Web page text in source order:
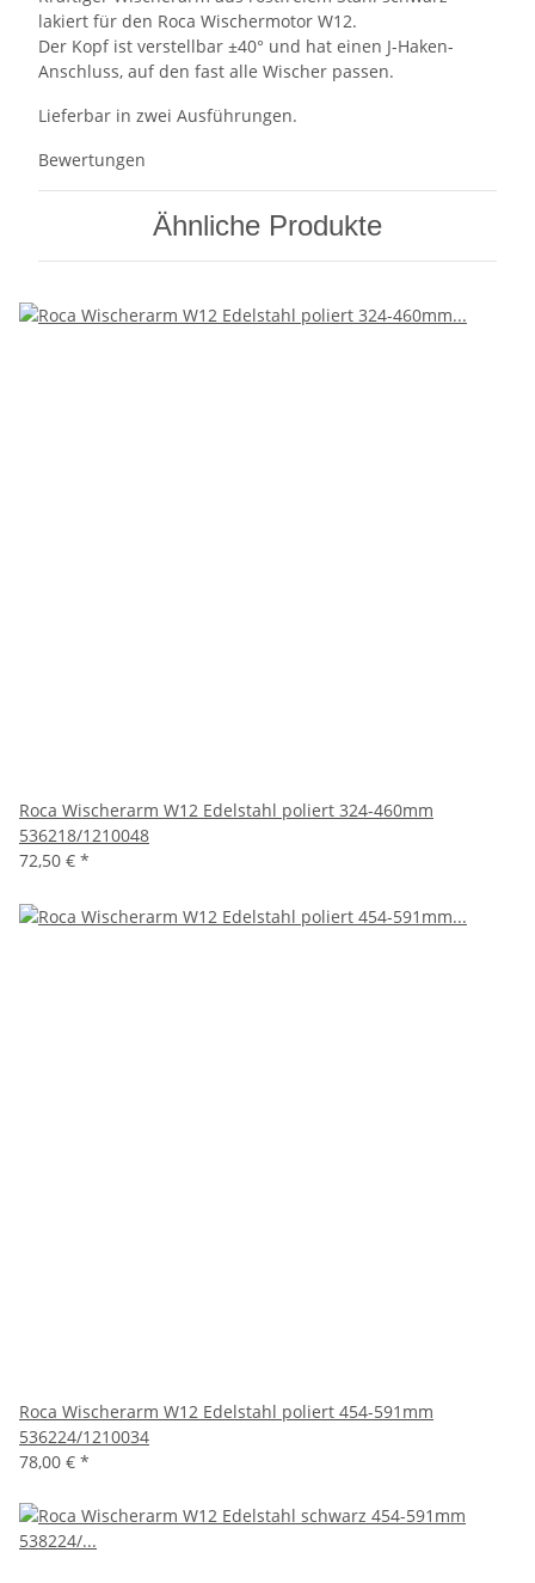
lakiert für den Roca Wischermotor W12.
Der Kopf ist verstellbar ±40° und hat einen J-Haken-
Anschluss, auf den fast alle Wischer passen.
Lieferbar in zwei Ausführungen.
Bewertungen
Ähnliche Produkte
Roca Wischerarm W12 Edelstahl poliert 324-460mm
536218/1210048
72,50 € *
Roca Wischerarm W12 Edelstahl poliert 454-591mm
536224/1210034
78,00 € *